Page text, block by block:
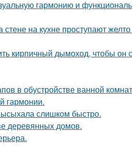
гармонию и
на кухне проступают
кирпичный дымоход, чтобы он
в обустройстве ванной
гармонии.
слишком быстро.
деревянных домов.